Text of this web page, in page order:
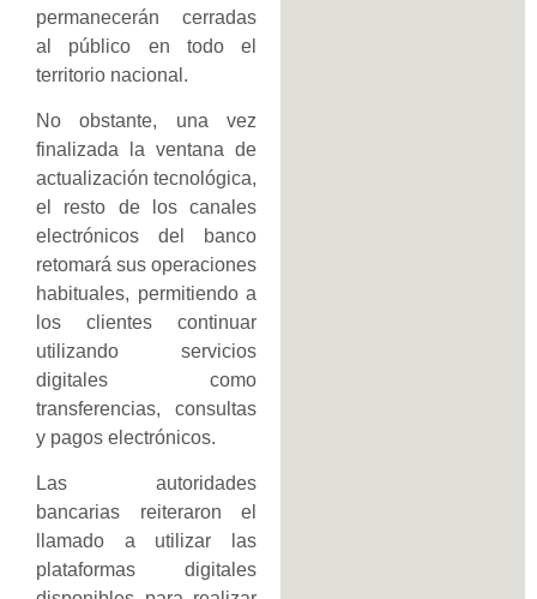
permanecerán cerradas
al público en todo el
territorio nacional.
No obstante, una vez
finalizada la ventana de
actualización tecnológica,
el resto de los canales
electrónicos del banco
retomará sus operaciones
habituales, permitiendo a
los clientes continuar
utilizando servicios
digitales como
transferencias, consultas
y pagos electrónicos.
Las autoridades
bancarias reiteraron el
llamado a utilizar las
plataformas digitales